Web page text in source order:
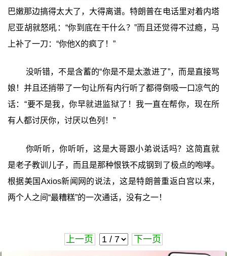
巴嫩那边搞得太大了，大得离谱。特朗普在电话里对着内塔
尼亚胡就怒吼：“你到底在干什么？”而且还觉得不过瘾，马
上补了一刀：“你他X的疯了！”
没听错，不是含蓄的“你是不是太激进了”，而是直接骂
娘！并且还捎带了一句让所有内行听了都得倒吸一口凉气的
话：“要不是我，你早就进监狱了！我一直在帮你，现在所
有人都讨厌你，讨厌以色列！”
你听听，你听听，这是大哥跟小弟说话吗？这简直就
是老子教训儿子，而且是那种恨铁不成钢到了极点的咆哮。
根据美国Axios新闻网的说法，这是特朗普重返白宫以来，
两个人之间“最糟糕”的一次通话，没有之一！
上一页 下一页